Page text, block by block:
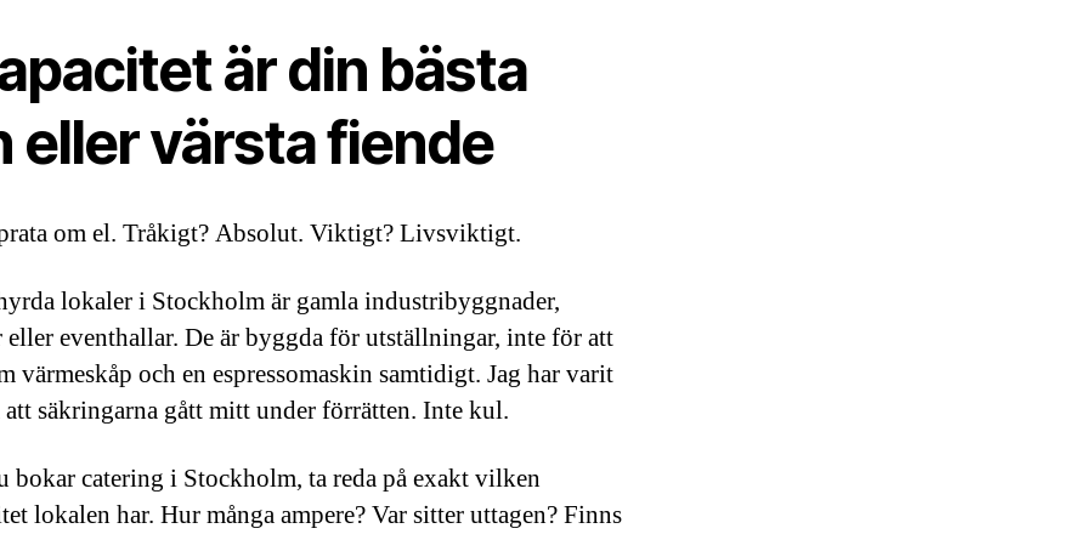
är din bästa
eller värsta fiende
om el. Tråkigt? Absolut. Viktigt? Livsviktigt.
lokaler i Stockholm är gamla industribyggnader,
eller eventhallar. De är byggda för utställningar, inte för att
värmeskåp och en espressomaskin samtidigt. Jag har varit
att säkringarna gått mitt under förrätten. Inte kul.
bokar catering i Stockholm, ta reda på exakt vilken
lokalen har. Hur många ampere? Var sitter uttagen? Finns